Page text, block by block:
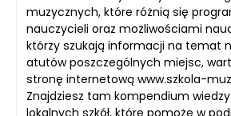
muzycznych, które różnią się
nauczycieli oraz możliwościami
którzy szukają informacji na temat
atutów poszczególnych miejsc,
stronę internetową www.szkola-
Znajdziesz tam kompendium